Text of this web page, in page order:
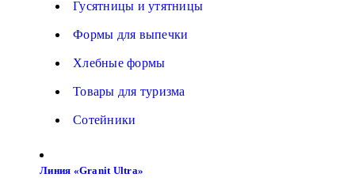
Гусятницы и утятницы
Формы для выпечки
Хлебные формы
Товары для туризма
Сотейники
Линия «Granit Ultra»